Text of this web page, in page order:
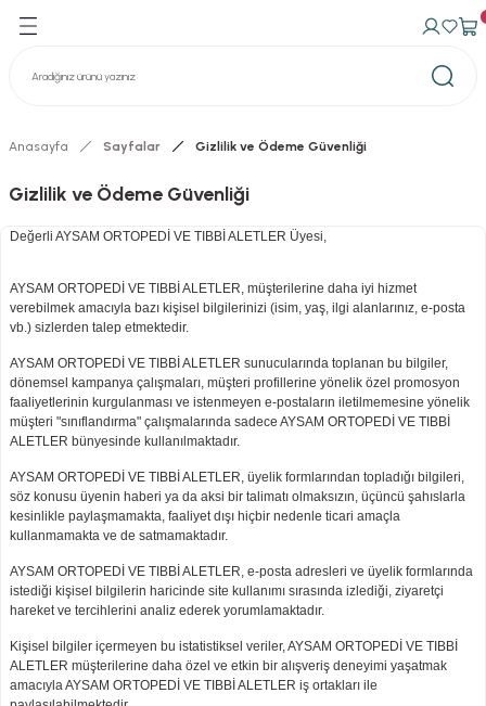
Ürünleri
Konteynerler
Anasayfa Sayfalar Gizlilik ve Ödeme Güvenliği
Gizlilik ve Ödeme Güvenliği
Değerli AYSAM ORTOPEDİ VE TIBBİ ALETLER Üyesi,
AYSAM ORTOPEDİ VE TIBBİ ALETLER, müşterilerine daha iyi hizmet
verebilmek amacıyla bazı kişisel bilgilerinizi (isim, yaş, ilgi alanlarınız, e-posta
vb.) sizlerden talep etmektedir.
AYSAM ORTOPEDİ VE TIBBİ ALETLER sunucularında toplanan bu bilgiler,
dönemsel kampanya çalışmaları, müşteri profillerine yönelik özel promosyon
faaliyetlerinin kurgulanması ve istenmeyen e-postaların iletilmemesine yönelik
müşteri "sınıflandırma" çalışmalarında sadece AYSAM ORTOPEDİ VE TIBBİ
ALETLER bünyesinde kullanılmaktadır.
AYSAM ORTOPEDİ VE TIBBİ ALETLER, üyelik formlarından topladığı bilgileri,
söz konusu üyenin haberi ya da aksi bir talimatı olmaksızın, üçüncü şahıslarla
kesinlikle paylaşmamakta, faaliyet dışı hiçbir nedenle ticari amaçla
kullanmamakta ve de satmamaktadır.
AYSAM ORTOPEDİ VE TIBBİ ALETLER, e-posta adresleri ve üyelik formlarında
istediği kişisel bilgilerin haricinde site kullanımı sırasında izlediği, ziyaretçi
hareket ve tercihlerini analiz ederek yorumlamaktadır.
Kişisel bilgiler içermeyen bu istatistiksel veriler, AYSAM ORTOPEDİ VE TIBBİ
ALETLER müşterilerine daha özel ve etkin bir alışveriş deneyimi yaşatmak
amacıyla AYSAM ORTOPEDİ VE TIBBİ ALETLER iş ortakları ile